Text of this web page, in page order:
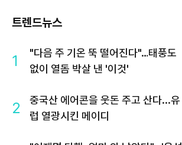
트렌드뉴스
1
"다음 주 기온 뚝 떨어진다"…태풍도
없이 열돔 박살 낸 '이것'
2
중국산 에어콘을 웃돈 주고 산다...유
럽 열광시킨 메이디